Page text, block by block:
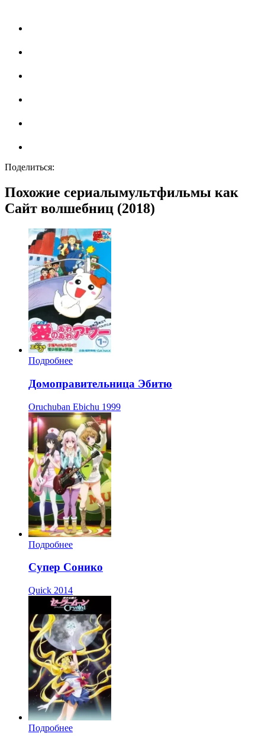
Поделиться:
Похожие сериалымультфильмы как
Сайт волшебниц (2018)
Подробнее
Домоправительница Эбитю
Oruchuban Ebichu 1999
Подробнее
Супер Сонико
Quick 2014
Подробнее